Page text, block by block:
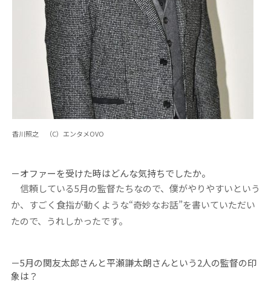
香川照之 （C）エンタメOVO
－オファーを受けた時はどんな気持ちでしたか。
信頼している5月の監督たちなので、僕がやりやすいという
か、すごく食指が動くような“奇妙なお話”を書いていただい
たので、うれしかったです。
－5月の関友太郎さんと平瀬謙太朗さんという2人の監督の印
象は？